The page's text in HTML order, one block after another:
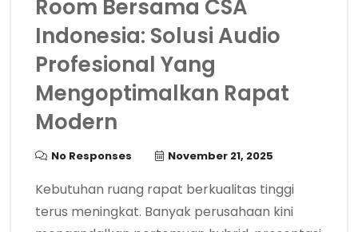
Room Bersama CSA
Indonesia: Solusi Audio
Profesional Yang
Mengoptimalkan Rapat
Modern
No Responses November 21, 2025
Kebutuhan ruang rapat berkualitas tinggi
terus meningkat. Banyak perusahaan kini